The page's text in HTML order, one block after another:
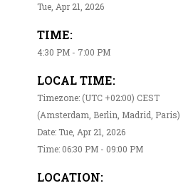
Tue, Apr 21, 2026
TIME:
4:30 PM - 7:00 PM
LOCAL TIME:
Timezone: (UTC +02:00) CEST
(Amsterdam, Berlin, Madrid, Paris)
Date: Tue, Apr 21, 2026
Time: 06:30 PM - 09:00 PM
LOCATION: